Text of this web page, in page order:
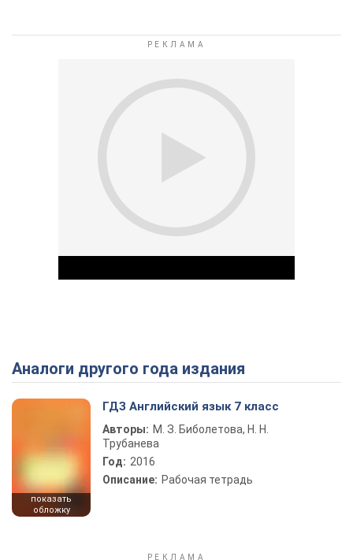
Play Video
Аналоги другого года издания
показать
обложку
ГДЗ Английский язык 7 класс
Авторы: М. З. Биболетова, Н. Н.
Трубанева
Год: 2016
Описание: Рабочая тетрадь